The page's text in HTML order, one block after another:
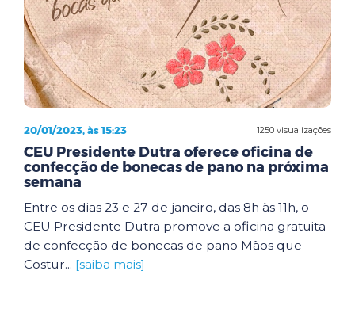
1250 visualizações
20/01/2023, às 15:23
CEU Presidente Dutra oferece oficina de
confecção de bonecas de pano na próxima
semana
Entre os dias 23 e 27 de janeiro, das 8h às 11h, o
CEU Presidente Dutra promove a oficina gratuita
de confecção de bonecas de pano Mãos que
Costur... [saiba mais]